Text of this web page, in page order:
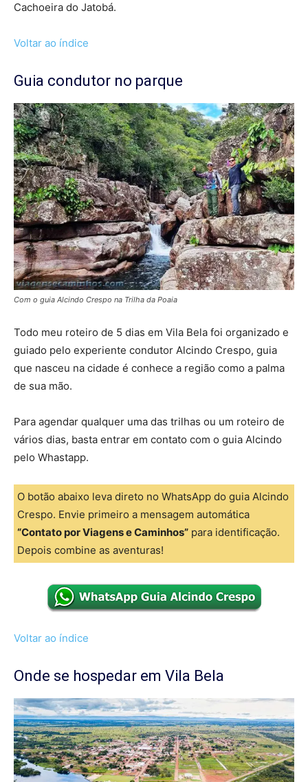
Cachoeira do Jatobá.
Voltar ao índice
Guia condutor no parque
Com o guia Alcindo Crespo na Trilha da Poaia
Todo meu roteiro de 5 dias em Vila Bela foi organizado e
guiado pelo experiente condutor Alcindo Crespo, guia
que nasceu na cidade é conhece a região como a palma
de sua mão.
Para agendar qualquer uma das trilhas ou um roteiro de
vários dias, basta entrar em contato com o guia Alcindo
pelo Whastapp.
O botão abaixo leva direto no WhatsApp do guia Alcindo
Crespo. Envie primeiro a mensagem automática
“Contato por Viagens e Caminhos” para identificação.
Depois combine as aventuras!
Voltar ao índice
Onde se hospedar em Vila Bela